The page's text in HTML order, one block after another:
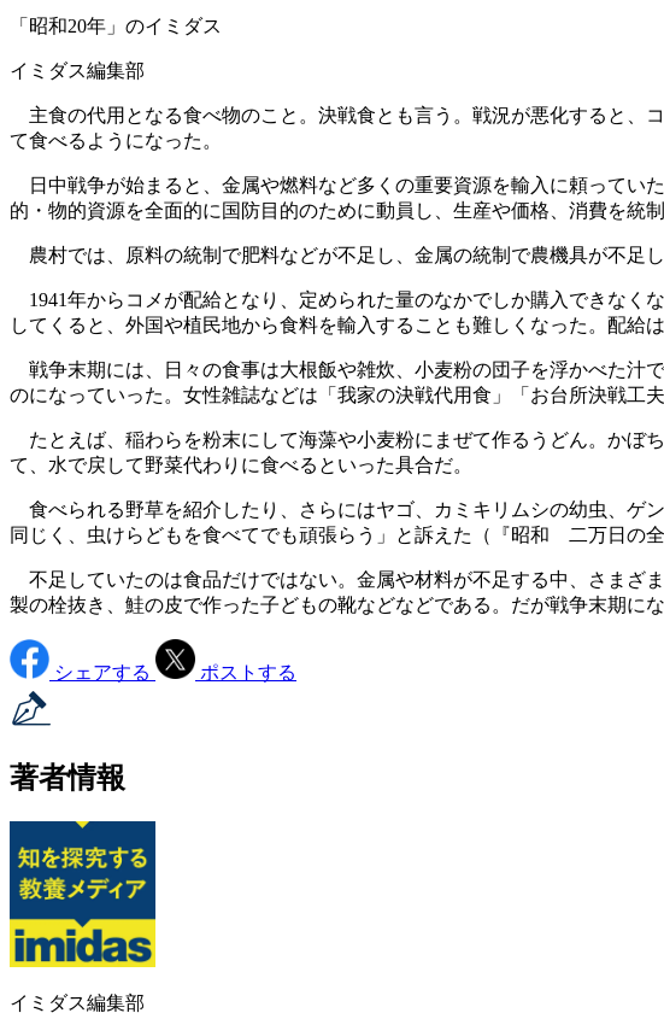
「昭和20年」のイミダス
イミダス編集部
主食の代用となる食べ物のこと。決戦食とも言う。戦況が悪化すると、
て食べるようになった。
日中戦争が始まると、金属や燃料など多くの重要資源を輸入に頼ってい
的・物的資源を全面的に国防目的のために動員し、生産や価格、消費を統
農村では、原料の統制で肥料などが不足し、金属の統制で農機具が不足
1941年からコメが配給となり、定められた量のなかでしか購入できなく
してくると、外国や植民地から食料を輸入することも難しくなった。配給
戦争末期には、日々の食事は大根飯や雑炊、小麦粉の団子を浮かべた汁
のになっていった。女性雑誌などは「我家の決戦代用食」「お台所決戦工
たとえば、稲わらを粉末にして海藻や小麦粉にまぜて作るうどん。かぼ
て、水で戻して野菜代わりに食べるといった具合だ。
食べられる野草を紹介したり、さらにはヤゴ、カミキリムシの幼虫、ゲ
同じく、虫けらどもを食べてでも頑張らう」と訴えた（『昭和 二万日の
不足していたのは食品だけではない。金属や材料が不足する中、さまざ
製の栓抜き、鮭の皮で作った子どもの靴などなどである。だが戦争末期に
シェアする ポストする
著者情報
イミダス編集部